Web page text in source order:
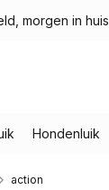
morgen in huis
Hondenluik
action